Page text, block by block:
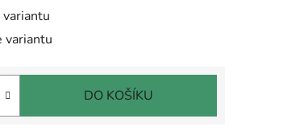
variantu
DO KOŠÍKU